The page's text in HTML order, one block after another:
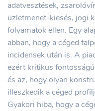
adatvesztések,
üzletmenet-kiesés, jogi
folyamatok ellen. Egy
abban, hogy a céged
incidensek után is. A
ezért kritikus
és az, hogy olyan
illeszkedik a céged
Gyakori hiba, hogy a